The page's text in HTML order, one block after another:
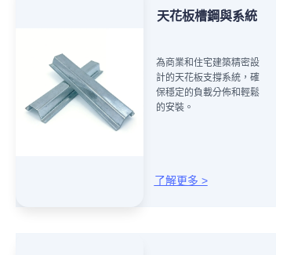
為商業和住宅建築精密設
計的天花板支撐系統，確
保穩定的負載分佈和輕鬆
的安裝。
天花板槽鋼與系統
了解更多 >